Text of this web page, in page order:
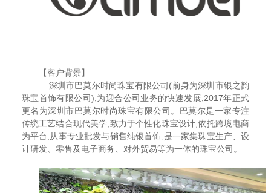
【客户背景】
深圳市巴莫尔时尚珠宝有限公司(前身为深圳市银之韵
珠宝首饰有限公司),为迎合公司业务的快速发展,2017年正式
更名为深圳市巴莫尔时尚珠宝有限公司。巴莫尔是一家专注
传统工艺结合现代美学,致力于个性化珠宝设计,依托跨境电商
为平台,从事专业批发与销售纯银首饰,是一家集珠宝生产、设
计研发、零售及电子商务、对外贸易等为一体的珠宝公司。